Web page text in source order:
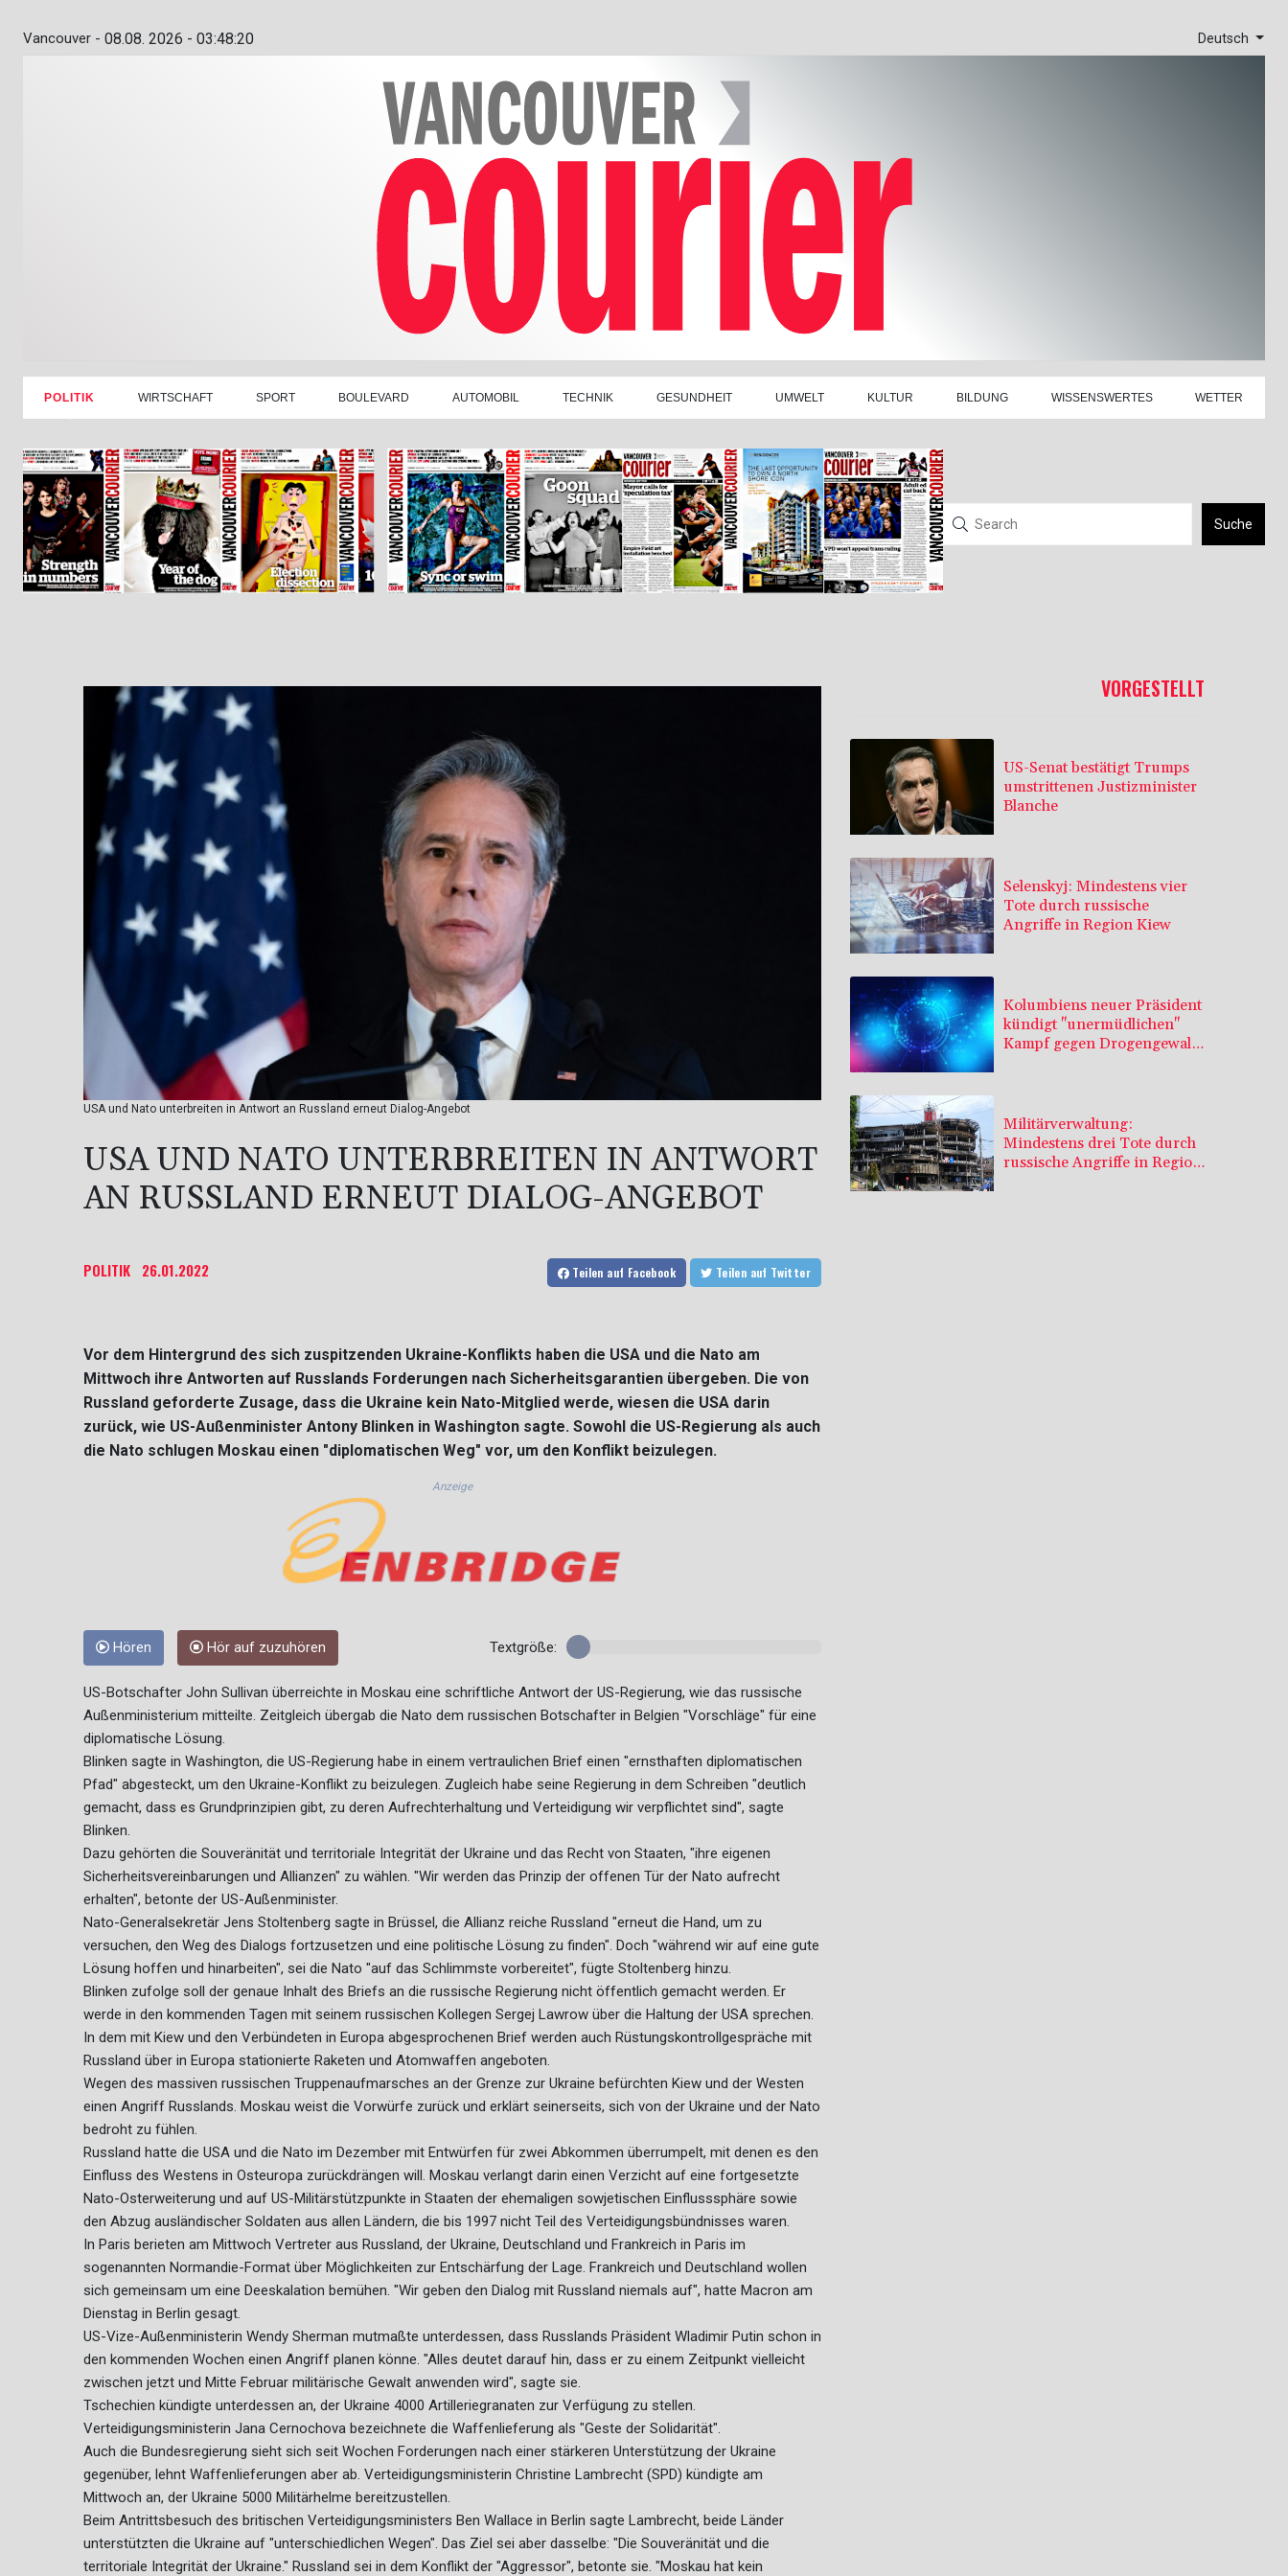
Vancouver - 08.08. 2026 - 03:48:21 Deutsch
POLITIK WIRTSCHAFT SPORT BOULEVARD AUTOMOBIL TECHNIK GESUNDHEIT UMWELT KULTUR BILDUNG WISSENSWERTES WETTER
Suche
USA und Nato unterbreiten in Antwort an Russland erneut Dialog-Angebot
USA UND NATO UNTERBREITEN IN ANTWORT
AN RUSSLAND ERNEUT DIALOG-ANGEBOT
POLITIK 26.01.2022 Teilen auf Facebook Teilen auf Twitter
Vor dem Hintergrund des sich zuspitzenden Ukraine-Konflikts haben die USA und die Nato am
Mittwoch ihre Antworten auf Russlands Forderungen nach Sicherheitsgarantien übergeben. Die von
Russland geforderte Zusage, dass die Ukraine kein Nato-Mitglied werde, wiesen die USA darin
zurück, wie US-Außenminister Antony Blinken in Washington sagte. Sowohl die US-Regierung als auch
die Nato schlugen Moskau einen "diplomatischen Weg" vor, um den Konflikt beizulegen.
Anzeige
Hören Hör auf zuzuhören Textgröße:
US-Botschafter John Sullivan überreichte in Moskau eine schriftliche Antwort der US-Regierung, wie das russische
Außenministerium mitteilte. Zeitgleich übergab die Nato dem russischen Botschafter in Belgien "Vorschläge" für eine
diplomatische Lösung.
Blinken sagte in Washington, die US-Regierung habe in einem vertraulichen Brief einen "ernsthaften diplomatischen
Pfad" abgesteckt, um den Ukraine-Konflikt zu beizulegen. Zugleich habe seine Regierung in dem Schreiben "deutlich
gemacht, dass es Grundprinzipien gibt, zu deren Aufrechterhaltung und Verteidigung wir verpflichtet sind", sagte
Blinken.
Dazu gehörten die Souveränität und territoriale Integrität der Ukraine und das Recht von Staaten, "ihre eigenen
Sicherheitsvereinbarungen und Allianzen" zu wählen. "Wir werden das Prinzip der offenen Tür der Nato aufrecht
erhalten", betonte der US-Außenminister.
Nato-Generalsekretär Jens Stoltenberg sagte in Brüssel, die Allianz reiche Russland "erneut die Hand, um zu
versuchen, den Weg des Dialogs fortzusetzen und eine politische Lösung zu finden". Doch "während wir auf eine gute
Lösung hoffen und hinarbeiten", sei die Nato "auf das Schlimmste vorbereitet", fügte Stoltenberg hinzu.
Blinken zufolge soll der genaue Inhalt des Briefs an die russische Regierung nicht öffentlich gemacht werden. Er
werde in den kommenden Tagen mit seinem russischen Kollegen Sergej Lawrow über die Haltung der USA sprechen.
In dem mit Kiew und den Verbündeten in Europa abgesprochenen Brief werden auch Rüstungskontrollgespräche mit
Russland über in Europa stationierte Raketen und Atomwaffen angeboten.
Wegen des massiven russischen Truppenaufmarsches an der Grenze zur Ukraine befürchten Kiew und der Westen
einen Angriff Russlands. Moskau weist die Vorwürfe zurück und erklärt seinerseits, sich von der Ukraine und der Nato
bedroht zu fühlen.
Russland hatte die USA und die Nato im Dezember mit Entwürfen für zwei Abkommen überrumpelt, mit denen es den
Einfluss des Westens in Osteuropa zurückdrängen will. Moskau verlangt darin einen Verzicht auf eine fortgesetzte
Nato-Osterweiterung und auf US-Militärstützpunkte in Staaten der ehemaligen sowjetischen Einflusssphäre sowie
den Abzug ausländischer Soldaten aus allen Ländern, die bis 1997 nicht Teil des Verteidigungsbündnisses waren.
In Paris berieten am Mittwoch Vertreter aus Russland, der Ukraine, Deutschland und Frankreich in Paris im
sogenannten Normandie-Format über Möglichkeiten zur Entschärfung der Lage. Frankreich und Deutschland wollen
sich gemeinsam um eine Deeskalation bemühen. "Wir geben den Dialog mit Russland niemals auf", hatte Macron am
Dienstag in Berlin gesagt.
US-Vize-Außenministerin Wendy Sherman mutmaßte unterdessen, dass Russlands Präsident Wladimir Putin schon in
den kommenden Wochen einen Angriff planen könne. "Alles deutet darauf hin, dass er zu einem Zeitpunkt vielleicht
zwischen jetzt und Mitte Februar militärische Gewalt anwenden wird", sagte sie.
Tschechien kündigte unterdessen an, der Ukraine 4000 Artilleriegranaten zur Verfügung zu stellen.
Verteidigungsministerin Jana Cernochova bezeichnete die Waffenlieferung als "Geste der Solidarität".
Auch die Bundesregierung sieht sich seit Wochen Forderungen nach einer stärkeren Unterstützung der Ukraine
gegenüber, lehnt Waffenlieferungen aber ab. Verteidigungsministerin Christine Lambrecht (SPD) kündigte am
Mittwoch an, der Ukraine 5000 Militärhelme bereitzustellen.
Beim Antrittsbesuch des britischen Verteidigungsministers Ben Wallace in Berlin sagte Lambrecht, beide Länder
unterstützten die Ukraine auf "unterschiedlichen Wegen". Das Ziel sei aber dasselbe: "Die Souveränität und die
territoriale Integrität der Ukraine." Russland sei in dem Konflikt der "Aggressor", betonte sie. "Moskau hat kein
VORGESTELLT
US-Senat bestätigt Trumps
umstrittenen Justizminister
Blanche
Selenskyj: Mindestens vier
Tote durch russische
Angriffe in Region Kiew
Kolumbiens neuer Präsident
kündigt "unermüdlichen"
Kampf gegen Drogengewalt
Militärverwaltung:
Mindestens drei Tote durch
russische Angriffe in Region